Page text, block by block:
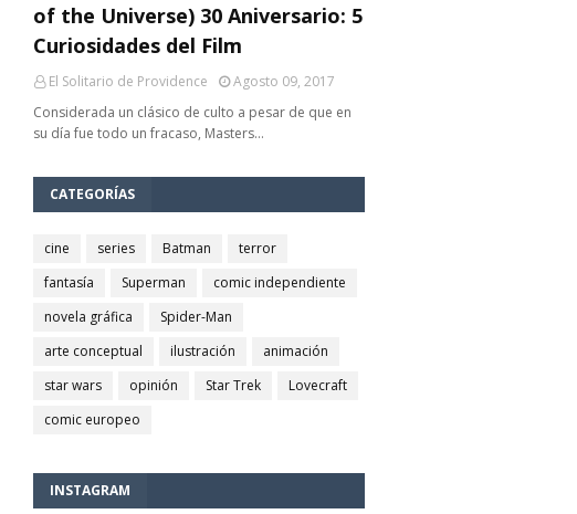
of the Universe) 30 Aniversario: 5
Curiosidades del Film
El Solitario de Providence
Agosto 09, 2017
Considerada un clásico de culto a pesar de que en
su día fue todo un fracaso, Masters…
CATEGORÍAS
cine series Batman
terror
fantasía
Superman
comic independiente
novela gráfica
Spider-Man
arte conceptual
ilustración
animación
star wars
opinión Star Trek
Lovecraft
comic europeo
INSTAGRAM